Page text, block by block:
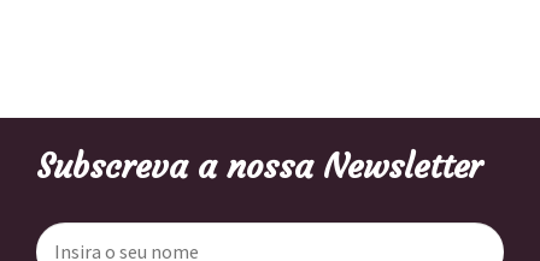
Subscreva a nossa Newsletter